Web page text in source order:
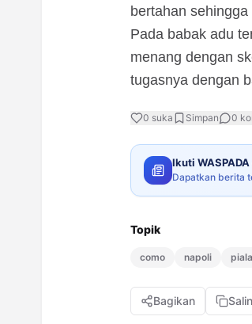
bertahan
Pada babak adu
menang dengan
tugasnya dengan
0 suka Simpan 0
Ikuti
Dapatkan berita
Topik
como napoli
Bagikan